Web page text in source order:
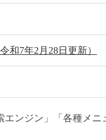
和7年2月28日更新）
ンジン」「各種メ